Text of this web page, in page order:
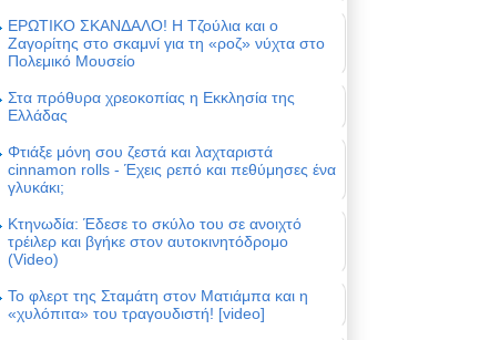
ΕΡΩΤΙΚΟ ΣΚΑΝΔΑΛΟ! Η Τζούλια και ο
Ζαγορίτης στο σκαμνί για τη «ροζ» νύχτα στο
Πολεμικό Μουσείο
Στα πρόθυρα χρεοκοπίας η Εκκλησία της
Ελλάδας
Φτιάξε μόνη σου ζεστά και λαχταριστά
cinnamon rolls - Έχεις ρεπό και πεθύμησες ένα
γλυκάκι;
Κτηνωδία: Έδεσε το σκύλο του σε ανοιχτό
τρέιλερ και βγήκε στον αυτοκινητόδρομο
(Video)
Το φλερτ της Σταμάτη στον Ματιάμπα και η
«χυλόπιτα» του τραγουδιστή! [video]